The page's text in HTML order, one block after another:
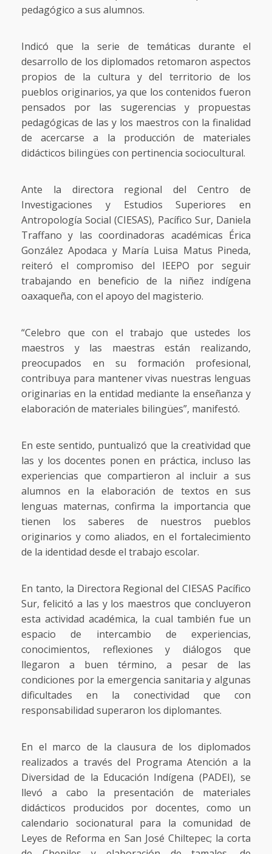
pedagógico a sus alumnos.
Indicó que la serie de temáticas durante el
desarrollo de los diplomados retomaron aspectos
propios de la cultura y del territorio de los
pueblos originarios, ya que los contenidos fueron
pensados por las sugerencias y propuestas
pedagógicas de las y los maestros con la finalidad
de acercarse a la producción de materiales
didácticos bilingües con pertinencia sociocultural.
Ante la directora regional del Centro de
Investigaciones y Estudios Superiores en
Antropología Social (CIESAS), Pacífico Sur, Daniela
Traffano y las coordinadoras académicas Érica
González Apodaca y María Luisa Matus Pineda,
reiteró el compromiso del IEEPO por seguir
trabajando en beneficio de la niñez indígena
oaxaqueña, con el apoyo del magisterio.
“Celebro que con el trabajo que ustedes los
maestros y las maestras están realizando,
preocupados en su formación profesional,
contribuya para mantener vivas nuestras lenguas
originarias en la entidad mediante la enseñanza y
elaboración de materiales bilingües”, manifestó.
En este sentido, puntualizó que la creatividad que
las y los docentes ponen en práctica, incluso las
experiencias que compartieron al incluir a sus
alumnos en la elaboración de textos en sus
lenguas maternas, confirma la importancia que
tienen los saberes de nuestros pueblos
originarios y como aliados, en el fortalecimiento
de la identidad desde el trabajo escolar.
En tanto, la Directora Regional del CIESAS Pacífico
Sur, felicitó a las y los maestros que concluyeron
esta actividad académica, la cual también fue un
espacio de intercambio de experiencias,
conocimientos, reflexiones y diálogos que
llegaron a buen término, a pesar de las
condiciones por la emergencia sanitaria y algunas
dificultades en la conectividad que con
responsabilidad superaron los diplomantes.
En el marco de la clausura de los diplomados
realizados a través del Programa Atención a la
Diversidad de la Educación Indígena (PADEI), se
llevó a cabo la presentación de materiales
didácticos producidos por docentes, como un
calendario socionatural para la comunidad de
Leyes de Reforma en San José Chiltepec; la corta